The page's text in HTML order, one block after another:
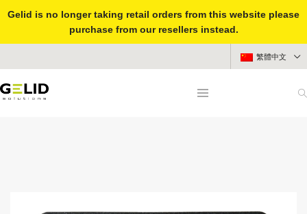
Gelid is no longer taking retail orders from this website please
purchase from our resellers instead.
繁體中文